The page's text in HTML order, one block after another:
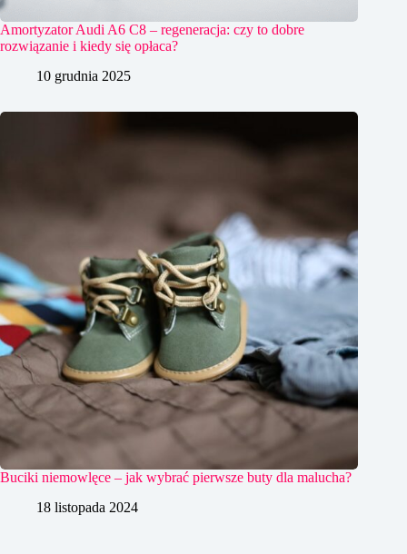
Amortyzator Audi A6 C8 – regeneracja: czy to dobre
rozwiązanie i kiedy się opłaca?
10 grudnia 2025
Buciki niemowlęce – jak wybrać pierwsze buty dla malucha?
18 listopada 2024